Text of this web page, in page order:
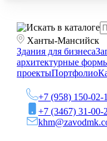
Ханты-Мансийск
Здания для бизнеса
архитектурные
проектыПортфолио
+7 (958) 150-02-
+7 (3467) 31-00-